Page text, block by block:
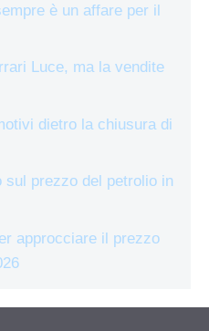
è un affare per il
Luce, ma la vendite
dietro la chiusura di
sul prezzo del petrolio in
approcciare il prezzo